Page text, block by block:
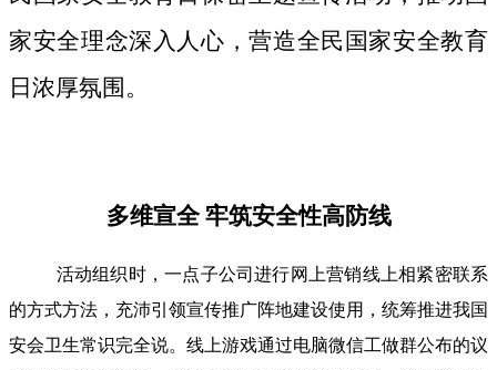
家安全理念深入人心，营造全民国家安全教育
日浓厚氛围。
多维宣全 牢筑安全性高防线
活动组织时，一点子公司进行网上营销线上相紧密联系
的方式方法，充沛引领宣传推广阵地建设使用，统筹推进我国
安会卫生常识完全说。线上游戏通过电脑微信工做群公布的议